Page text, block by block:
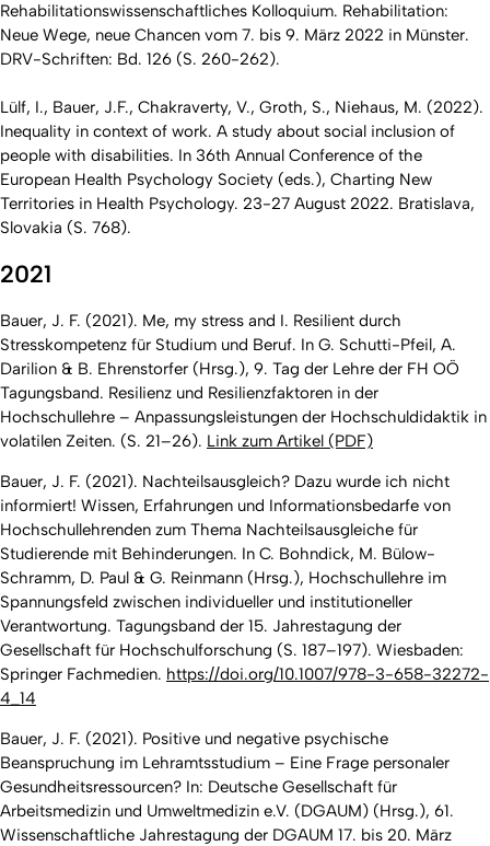
Rehabilitationswissenschaftliches Kolloquium. Rehabilitation:
Neue Wege, neue Chancen vom 7. bis 9. März 2022 in Münster.
DRV-Schriften: Bd. 126 (S. 260-262).
Lülf, I., Bauer, J.F., Chakraverty, V., Groth, S., Niehaus, M. (2022).
Inequality in context of work. A study about social inclusion of
people with disabilities. In 36th Annual Conference of the
European Health Psychology Society (eds.), Charting New
Territories in Health Psychology. 23-27 August 2022. Bratislava,
Slovakia (S. 768).
2021
Bauer, J. F. (2021). Me, my stress and I. Resilient durch
Stresskompetenz für Studium und Beruf. In G. Schutti-Pfeil, A.
Darilion & B. Ehrenstorfer (Hrsg.), 9. Tag der Lehre der FH OÖ
Tagungsband. Resilienz und Resilienzfaktoren in der
Hochschullehre – Anpassungsleistungen der Hochschuldidaktik in
volatilen Zeiten. (S. 21–26). Link zum Artikel (PDF)
Bauer, J. F. (2021). Nachteilsausgleich? Dazu wurde ich nicht
informiert! Wissen, Erfahrungen und Informationsbedarfe von
Hochschullehrenden zum Thema Nachteilsausgleiche für
Studierende mit Behinderungen. In C. Bohndick, M. Bülow-
Schramm, D. Paul & G. Reinmann (Hrsg.), Hochschullehre im
Spannungsfeld zwischen individueller und institutioneller
Verantwortung. Tagungsband der 15. Jahrestagung der
Gesellschaft für Hochschulforschung (S. 187–197). Wiesbaden:
Springer Fachmedien. https://doi.org/10.1007/978-3-658-32272-
4_14
Bauer, J. F. (2021). Positive und negative psychische
Beanspruchung im Lehramtsstudium – Eine Frage personaler
Gesundheitsressourcen? In: Deutsche Gesellschaft für
Arbeitsmedizin und Umweltmedizin e.V. (DGAUM) (Hrsg.), 61.
Wissenschaftliche Jahrestagung der DGAUM 17. bis 20. März